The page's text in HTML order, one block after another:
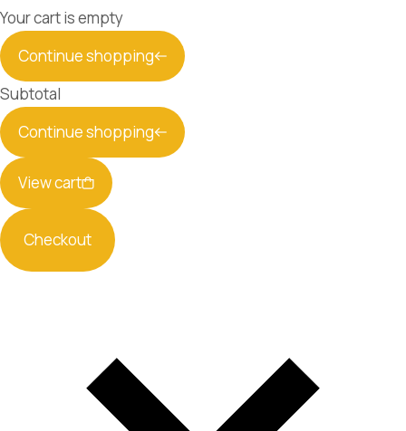
Your cart is empty
Continue shopping
Subtotal
Continue shopping
View cart
Checkout